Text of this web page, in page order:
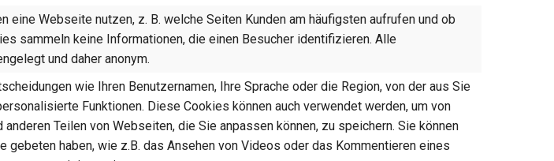
eine Webseite nutzen, z. B. welche Seiten Kunden am häufigsten aufrufen und ob
sammeln keine Informationen, die einen Besucher identifizieren. Alle
und daher anonym.
wie Ihren Benutzernamen, Ihre Sprache oder die Region, von der aus Sie
Funktionen. Diese Cookies können auch verwendet werden, um von
Teilen von Webseiten, die Sie anpassen können, zu speichern. Sie können
gebeten haben, wie z.B. das Ansehen von Videos oder das Kommentieren eines